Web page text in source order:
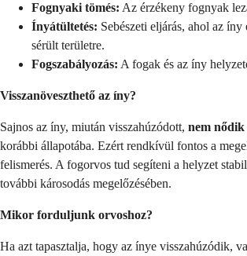
Fognyaki tömés: Az érzékeny fognyak
Ínyátültetés: Sebészeti eljárás, ahol az íny
sérült területre.
Fogszabályozás: A fogak és az íny
Visszanöveszthető az íny?
Sajnos az íny, miután visszahúzódott, nem nődik
korábbi állapotába. Ezért rendkívül fontos a
felismerés. A fogorvos tud segíteni a helyzet
további károsodás megelőzésében.
Mikor forduljunk orvoshoz?
Ha azt tapasztalja, hogy az ínye visszahúzódik,